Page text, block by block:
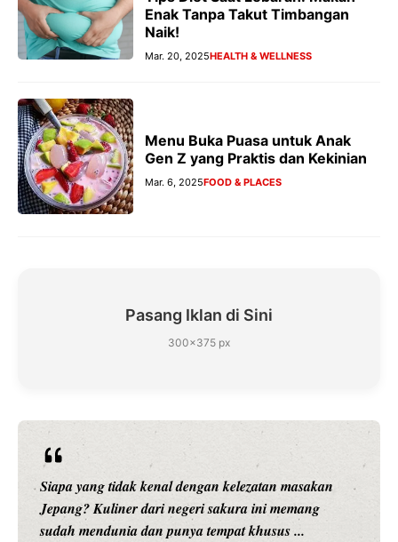
Enak Tanpa Takut Timbangan
Naik!
Mar. 20, 2025HEALTH & WELLNESS
Menu Buka Puasa untuk Anak
Gen Z yang Praktis dan Kekinian
Mar. 6, 2025FOOD & PLACES
Pasang Iklan di Sini
300×375 px
Siapa yang tidak kenal dengan kelezatan masakan
Jepang? Kuliner dari negeri sakura ini memang
sudah mendunia dan punya tempat khusus ...